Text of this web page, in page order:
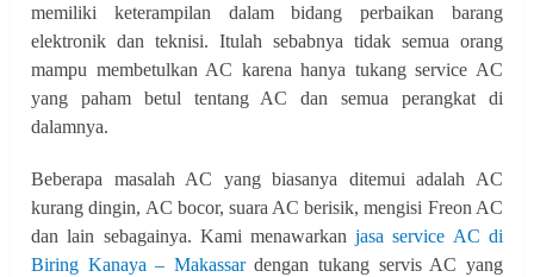
memiliki keterampilan dalam bidang perbaikan barang
elektronik dan teknisi. Itulah sebabnya tidak semua orang
mampu membetulkan AC karena hanya tukang service AC
yang paham betul tentang AC dan semua perangkat di
dalamnya.
Beberapa masalah AC yang biasanya ditemui adalah AC
kurang dingin, AC bocor, suara AC berisik, mengisi Freon AC
dan lain sebagainya. Kami menawarkanjasa service AC di
Biring Kanaya – Makassardengan tukang servis AC yang